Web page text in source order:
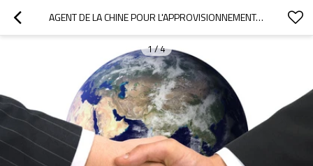
AGENT DE LA CHINE POUR L'APPROVISIONNEMENT, L'ACHAT, L'EXPORTATION, L'EXPÉDITION, ETC
1/4